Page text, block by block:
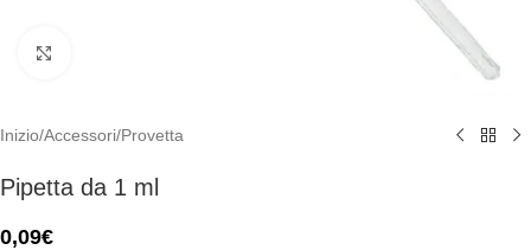
Inizio/Accessori/Provetta
Pipetta da 1 ml
0,09€